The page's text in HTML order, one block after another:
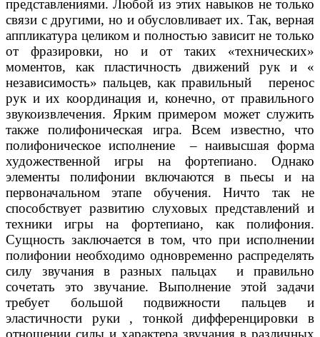
представлениями. Любой из этих навыков не только
связи с другими, но и обусловливает их. Так, верная
аппликатура целиком и полностью зависит не только
от фразировки, но и от таких «технических»
моментов, как пластичность движений рук и «
независимость» пальцев, как правильный перенос
рук и их координация и, конечно, от правильного
звукоизвлечения. Ярким примером может служить
также полифоническая игра. Всем известно, что
полифоническое исполнение – наивысшая форма
художественной игры на фортепиано. Однако
элементы полифонии включаются в пьесы и на
первоначальном этапе обучения. Ничто так не
способствует развитию слуховых представлений и
техники игры на фортепиано, как полифония.
Сущность заключается в том, что при исполнении
полифонии необходимо одновременно распределять
силу звучания в разных пальцах и правильно
сочетать это звучание. Выполнение этой задачи
требует большой подвижности пальцев и
эластичности руки , тонкой дифференцировки в
отношении силы и характера звучания в различных